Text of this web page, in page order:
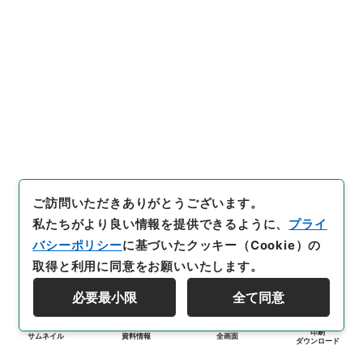
サムネイル 資料情報 全画面
印刷
ダウンロード
ご訪問いただきありがとうございます。
私たちがより良い情報を提供できるように、 プライ
バシーポリシーに基づいたクッキー（Cookie）の
取得と利用に同意をお願いいたします。
必要最小限 全て同意